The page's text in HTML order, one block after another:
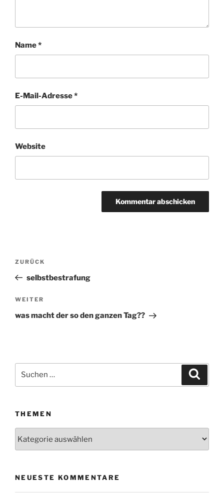
Name*
E-Mail-Adresse*
Website
Beitragsnavigation
Vorheriger
Beitrag
ZURÜCK
selbstbestrafung
Nächster
Beitrag
WEITER
was macht der so den ganzen Tag??
Suchen
THEMEN
NEUESTE KOMMENTARE